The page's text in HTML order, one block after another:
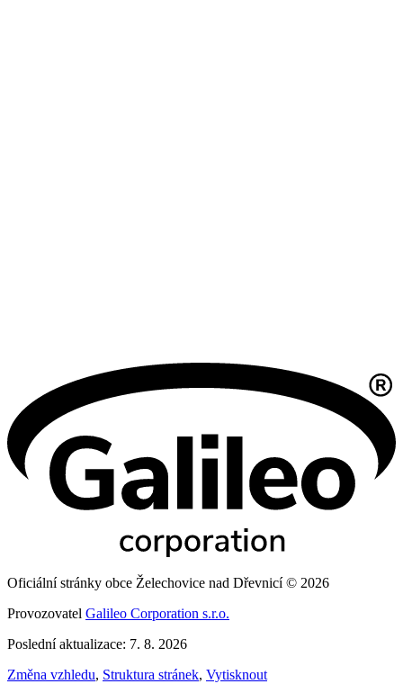
Oficiální stránky obce Želechovice nad Dřevnicí © 2026
Provozovatel Galileo Corporation s.r.o.
Poslední aktualizace: 7. 8. 2026
Změna vzhledu, Struktura stránek, Vytisknout